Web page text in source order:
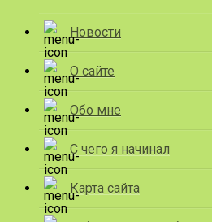
Новости
О сайте
Обо мне
С чего я начинал
Карта сайта